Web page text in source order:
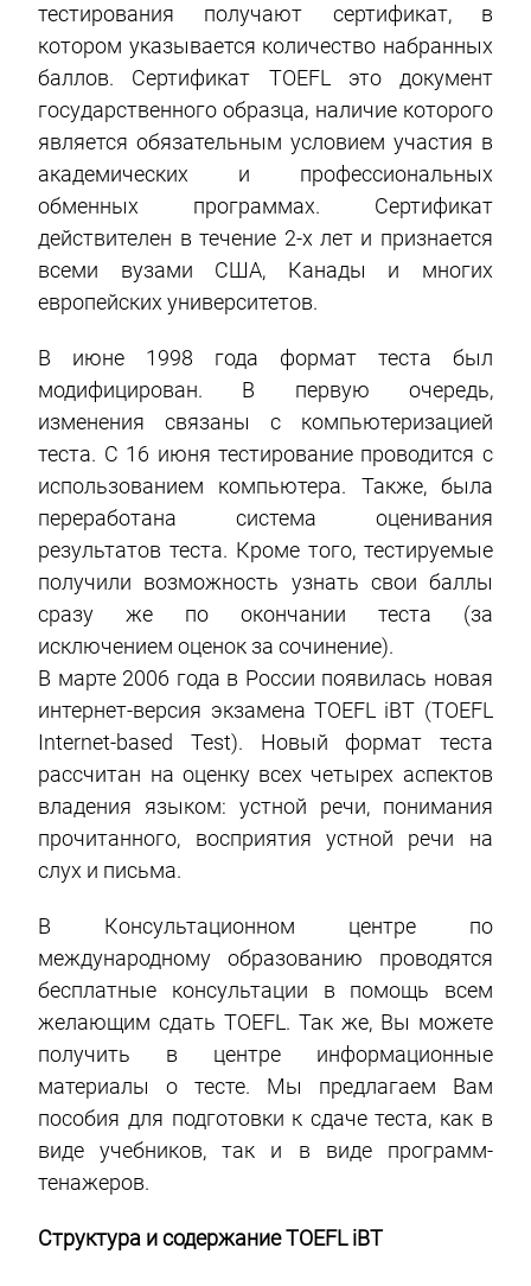
тестирования получают сертификат, в
котором указывается количество набранных
баллов. Сертификат TOEFL это документ
государственного образца, наличие которого
является обязательным условием участия в
академических и профессиональных
обменных программах. Сертификат
действителен в течение 2-х лет и признается
всеми вузами США, Канады и многих
европейских университетов.
В июне 1998 года формат теста был
модифицирован. В первую очередь,
изменения связаны с компьютеризацией
теста. С 16 июня тестирование проводится с
использованием компьютера. Также, была
переработана система оценивания
результатов теста. Кроме того, тестируемые
получили возможность узнать свои баллы
сразу же по окончании теста (за
исключением оценок за сочинение).
В марте 2006 года в России появилась новая
интернет-версия экзамена TOEFL iBT (TOEFL
Internet-based Test). Новый формат теста
рассчитан на оценку всех четырех аспектов
владения языком: устной речи, понимания
прочитанного, восприятия устной речи на
слух и письма.
В Консультационном центре по
международному образованию проводятся
бесплатные консультации в помощь всем
желающим сдать TOEFL. Так же, Вы можете
получить в центре информационные
материалы о тесте. Мы предлагаем Вам
пособия для подготовки к сдаче теста, как в
виде учебников, так и в виде программ-
тенажеров.
Структура и содержание TOEFL iBT